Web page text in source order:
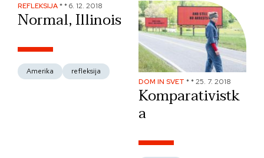
REFLEKSIJA**6. 12. 2018
Normal, Illinois
Amerika
refleksija
DOM IN SVET **25. 7. 2018
Komparativistk
a